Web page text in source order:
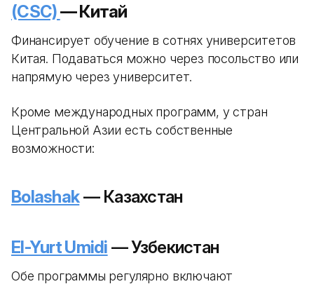
(CSC)— Китай
Финансирует обучение в сотнях университетов
Китая. Подаваться можно через посольство или
напрямую через университет.
Кроме международных программ, у стран
Центральной Азии есть собственные
возможности:
Bolashak— Казахстан
El-Yurt Umidi — Узбекистан
Обе программы регулярно включают